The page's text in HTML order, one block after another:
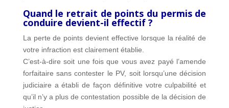
Quand le retrait de points du permis de
conduire devient-il effectif ?
La perte de points devient effective lorsque la réalité de
votre infraction est clairement établie.
C’est-à-dire soit une fois que vous avez payé l’amende
forfaitaire sans contester le PV, soit lorsqu’une décision
judiciaire a établi de façon définitive votre culpabilité et
qu’il n’y a plus de contestation possible de la décision de